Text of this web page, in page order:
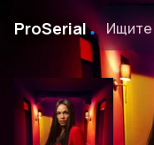
ProSerial․